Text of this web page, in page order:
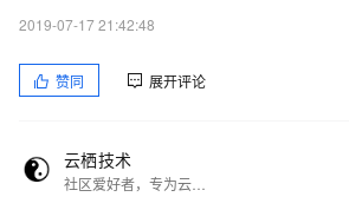
2019-07-17 21:42:48
赞同 展开评论
云栖技术